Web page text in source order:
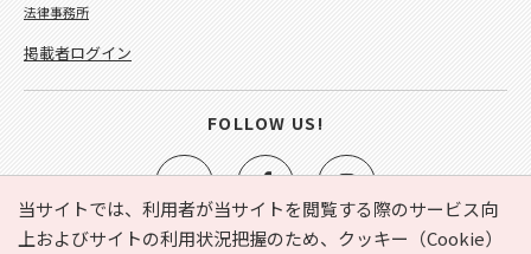
当サイトでは、利用者が当サイトを閲覧する際のサービス向
上およびサイトの利用状況把握のため、クッキー（Cookie）
法律事務所
掲載者ログイン
FOLLOW US!